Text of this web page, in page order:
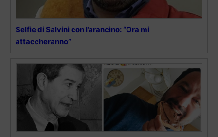
Selfie di Salvini con l’arancino: “Ora mi
attaccheranno”